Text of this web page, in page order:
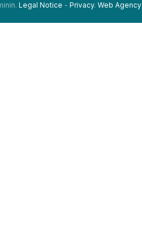
Legal Notice - Privacy. Web Agency